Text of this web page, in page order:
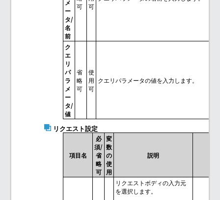
メ
ー
タ/
名
前
可
可
ク
エ
リ
パ
ラ
メ
ー
タ/
値
省
略
可
使
用
可
クエリパラメータの値を入力します。
リクエスト設定
項目名
必
須/
省
略
可
変
数
の
使
用
説明
リクエストボディの入力元
を選択します。